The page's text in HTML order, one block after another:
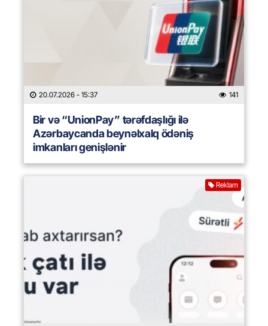
20.07.2026 - 15:37 141
Bir və “UnionPay” tərəfdaşlığı ilə
Azərbaycanda beynəlxalq ödəniş
imkanları genişlənir
Reklam